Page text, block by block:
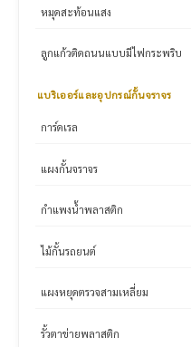
หมุดสะท้อนแสง
ลูกแก้วติดถนนแบบมีไฟกระพริบ
แบริเออร์และอุปกรณ์กั้นจราจร
การ์ดเรล
แผงกั้นจราจร
กำแพงน้ำพลาสติก
ไม้กั้นรถยนต์
แผงหยุดตรวจสามเหลี่ยม
รั้วตาข่ายพลาสติก